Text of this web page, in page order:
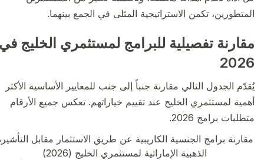
المتطورين، تكمن الاستراتيجية المثلى في الجمع بينهما.
مقارنة تفصيلية للبرامج لمستثمري الخليج في
2026
يُقدّم الجدول التالي مقارنة جنباً إلى جنب للمعايير الأساسية الأكثر
أهمية لمستثمري الخليج عند تقييم خياراتهم. تعكس جميع الأرقام
متطلبات برامج 2026.
مقارنة برامج الجنسية الكاريبية عن طريق الاستثمار مقابل التأشيرة
الذهبية الإماراتية لمستثمري الخليج (2026)